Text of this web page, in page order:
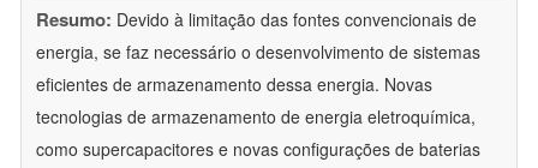
Resumo: Devido à limitação das fontes convencionais de
energia, se faz necessário o desenvolvimento de sistemas
eficientes de armazenamento dessa energia. Novas
tecnologias de armazenamento de energia eletroquímica,
como supercapacitores e novas configurações de baterias